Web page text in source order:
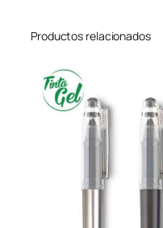
–
Productos relacionados